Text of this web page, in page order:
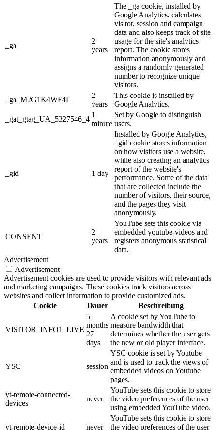
_ga
2
years
The _ga cookie, installed by
Google Analytics, calculates
visitor, session and campaign
data and also keeps track of site
usage for the site's analytics
report. The cookie stores
information anonymously and
assigns a randomly generated
number to recognize unique
visitors.
_ga_M2G1K4WF4L
2
years
This cookie is installed by
Google Analytics.
_gat_gtag_UA_5327546_4
1
minute
Set by Google to distinguish
users.
_gid 1 day
Installed by Google Analytics,
_gid cookie stores information
on how visitors use a website,
while also creating an analytics
report of the website's
performance. Some of the data
that are collected include the
number of visitors, their source,
and the pages they visit
anonymously.
CONSENT
2
years
YouTube sets this cookie via
embedded youtube-videos and
registers anonymous statistical
data.
Advertisement
Advertisement
Advertisement cookies are used to provide visitors with relevant ads
and marketing campaigns. These cookies track visitors across
websites and collect information to provide customized ads.
Cookie
Dauer Beschreibung
VISITOR_INFO1_LIVE
5
months
27
days
A cookie set by YouTube to
measure bandwidth that
determines whether the user gets
the new or old player interface.
YSC session
YSC cookie is set by Youtube
and is used to track the views of
embedded videos on Youtube
pages.
yt-remote-connected-
devices
never
YouTube sets this cookie to store
the video preferences of the user
using embedded YouTube video.
yt-remote-device-id never
YouTube sets this cookie to store
the video preferences of the user